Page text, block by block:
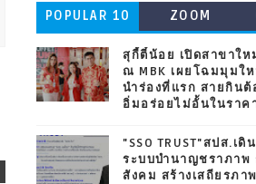
POPULAR 10 ZOOM
สุกี้ตี๋น้อย เปิดสาขาให
ณ MBK เผยโฉมมุมใ
นำร่องที่แรก สายกิน
อิ่มอร่อยไม่อั้นในราค
"SSO TRUST"สปส.เ
ระบบบำนาญชราภาพ
สังคม สร้างเสถียรภา